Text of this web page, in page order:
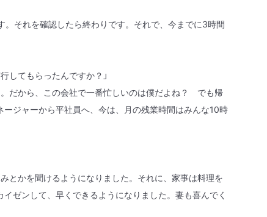
。それを確認したら終わりです。それで、今までに3時間
してもらったんですか？」
。だから、この会社で一番忙しいのは僕だよね？ でも帰
ジャーから平社員へ、今は、月の残業時間はみんな10時
とかを聞けるようになりました。それに、家事は料理を
ゼンして、早くできるようになりました。妻も喜んでく